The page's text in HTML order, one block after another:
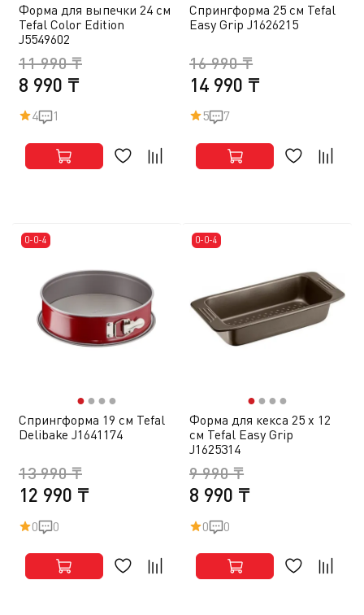
Форма для выпечки 24 см
Tefal Color Edition
J5549602
8 990 ₸
11 990 ₸
4 1
Спрингформа 25 см Tefal
Easy Grip J1626215
14 990 ₸
16 990 ₸
5 7
0-0-4
●● ● ●
Спрингформа 19 см Tefal
Delibake J1641174
12 990 ₸
13 990 ₸
0 0
0-0-4
●● ● ●
Форма для кекса 25 х 12
см Tefal Easy Grip
J1625314
8 990 ₸
9 990 ₸
0 0